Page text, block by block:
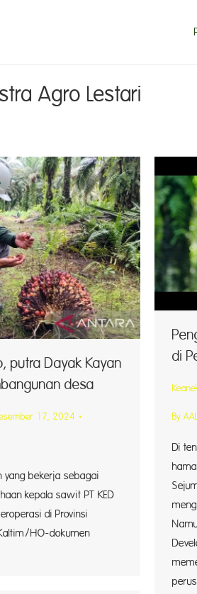
Agro Lestari
putra Dayak Kayan
desa
17, 2024
yang bekerja sebagai
kepala sawit PT KED
di Provinsi
HO-dokumen
di
By AAL
Di